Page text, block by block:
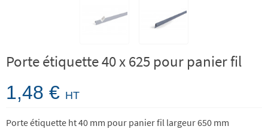
Porte étiquette 40 x 625 pour panier fil
1,48 € HT
Porte étiquette ht 40 mm pour panier fil largeur 650 mm